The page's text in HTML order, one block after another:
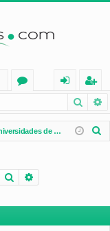
os
nt
ifi
e
eg
ist
ra
Universidades de España
r
Buscar